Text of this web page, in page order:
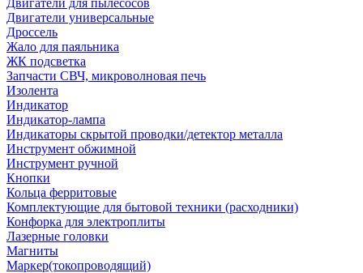
Двигатели для пылесосов
Двигатели универсальные
Дроссель
Жало для паяльника
ЖК подсветка
Запчасти СВЧ, микроволновая печь
Изолента
Индикатор
Индикатор-лампа
Индикаторы скрытой проводки/детектор металла
Инструмент обжимной
Инструмент ручной
Кнопки
Кольца ферритовые
Комплектующие для бытовой техники (расходники)
Конфорка для электроплиты
Лазерные головки
Магниты
Маркер(токопроводящий)